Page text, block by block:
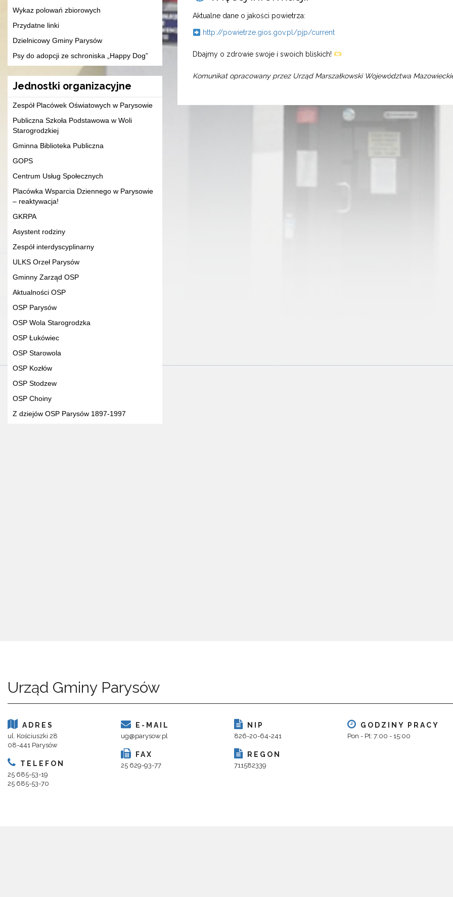
Wykaz polowań zbiorowych
Przydatne linki
Dzielnicowy Gminy Parysów
Psy do adopcji ze schroniska „Happy Dog”
Jednostki organizacyjne
Zespół Placówek Oświatowych w Parysowie
Publiczna Szkoła Podstawowa w Woli
Starogrodzkiej
Gminna Biblioteka Publiczna
GOPS
Centrum Usług Społecznych
Placówka Wsparcia Dziennego w Parysowie
– reaktywacja!
GKRPA
Asystent rodziny
Zespół interdyscyplinarny
ULKS Orzeł Parysów
Gminny Zarząd OSP
Aktualności OSP
OSP Parysów
OSP Wola Starogrodzka
OSP Łukówiec
OSP Starowola
OSP Kozłów
OSP Stodzew
OSP Choiny
Z dziejów OSP Parysów 1897-1997
Aktualne dane o jakości powietrza:
http://powietrze.gios.gov.pl/pjp/current
Dbajmy o zdrowie swoje i swoich bliskich!
Komunikat opracowany przez Urząd Marszałkowski Województwa
Urząd Gminy Parysów
ADRES
ul. Kościuszki 28
08-441 Parysów
TELEFON
25 685-53-19
25 685-53-70
E-MAIL
ug@parysow.pl
FAX
25 629-93-77
NIP
826-20-64-241
REGON
711582339
GODZINY PRACY
Pon - Pt: 7:00 - 15:00